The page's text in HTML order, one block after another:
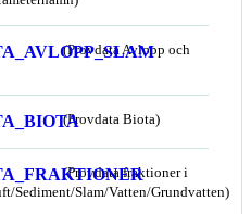
(Provdata Avlopp och
(Provdata Biota)
(Provdata fraktioner i
Sediment/Slam/Vatten/Grundvatten)